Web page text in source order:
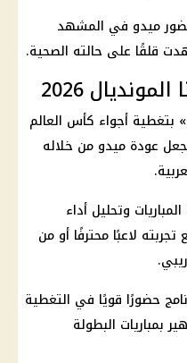
ميدو في المشهد
قلقًا على حالته الصحية.
2026
» بتغطية أجواء كأس العالم
عودة ميدو من خلاله
وتحليل أداء
لاعبًا محترفًا أو من
حضورًا قويًا في التغطية
بمباريات البطولة